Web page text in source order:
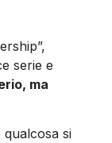
serie e
ma
si